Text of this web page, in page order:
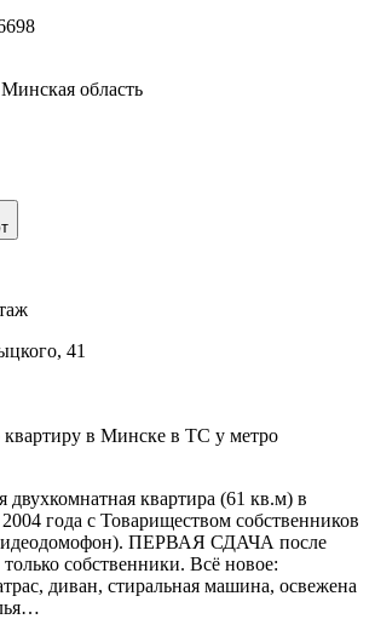
область
41
в Минске в ТС у метро
двухкомнатная квартира (61 кв.м) в
года с Товариществом собственников
ПЕРВАЯ СДАЧА после
собственники. Всё новое:
диван, стиральная машина, освежена